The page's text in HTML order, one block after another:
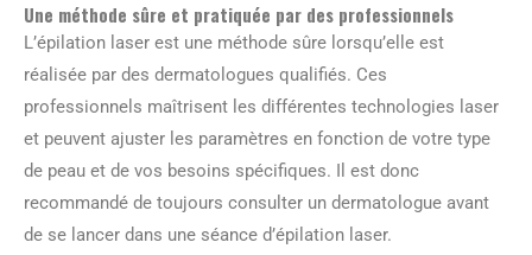
Une méthode sûre et pratiquée par des professionnels
L’épilation laser est une méthode sûre lorsqu’elle est
réalisée par des dermatologues qualifiés. Ces
professionnels maîtrisent les différentes technologies laser
et peuvent ajuster les paramètres en fonction de votre type
de peau et de vos besoins spécifiques. Il est donc
recommandé de toujours consulter un dermatologue avant
de se lancer dans une séance d’épilation laser.